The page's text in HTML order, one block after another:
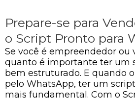
Prepare-se para
o Script Pronto para
Se você é empreendedor ou
quanto é importante ter um
bem estruturado. E quando
pelo WhatsApp, ter um
mais fundamental. Com o